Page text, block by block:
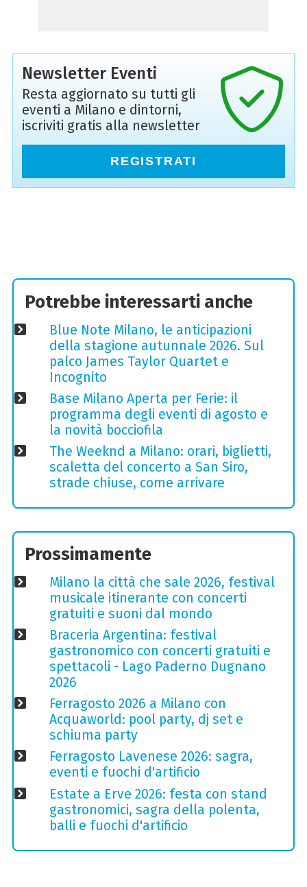
Newsletter Eventi
Resta aggiornato su tutti gli
eventi a Milano e dintorni,
iscriviti gratis alla newsletter
REGISTRATI
Potrebbe interessarti anche
Blue Note Milano, le anticipazioni
della stagione autunnale 2026. Sul
palco James Taylor Quartet e
Incognito
Base Milano Aperta per Ferie: il
programma degli eventi di agosto e
la novità bocciofila
The Weeknd a Milano: orari, biglietti,
scaletta del concerto a San Siro,
strade chiuse, come arrivare
Prossimamente
Milano la città che sale 2026, festival
musicale itinerante con concerti
gratuiti e suoni dal mondo
Braceria Argentina: festival
gastronomico con concerti gratuiti e
spettacoli - Lago Paderno Dugnano
2026
Ferragosto 2026 a Milano con
Acquaworld: pool party, dj set e
schiuma party
Ferragosto Lavenese 2026: sagra,
eventi e fuochi d'artificio
Estate a Erve 2026: festa con stand
gastronomici, sagra della polenta,
balli e fuochi d'artificio